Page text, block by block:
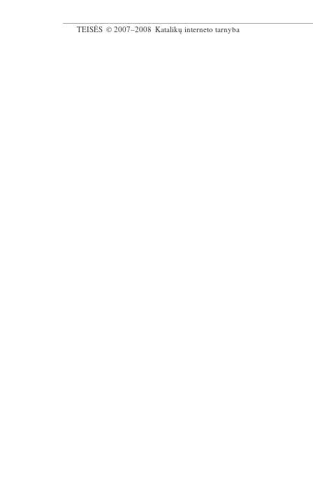
TEISĖS © 2007–2008 Katalikų interneto tarnyba